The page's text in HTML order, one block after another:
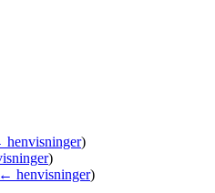
henvisninger)
)
← henvisninger)